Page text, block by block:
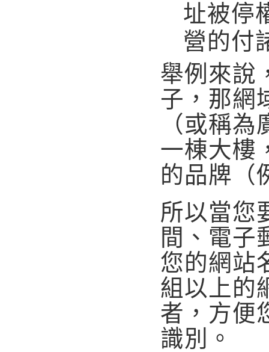
址被停
營的付
舉例來說
子，那網
（或稱
一棟大樓
的品牌（
所以當您
間、電子
您的網站
組以上的
者，方便
識別。